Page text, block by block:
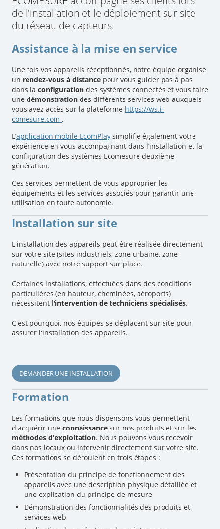
de l'installation et le déploiement sur site
du réseau de capteurs.
Assistance à la mise en service
Une fois vos appareils réceptionnés, notre équipe organise
un rendez-vous à distance pour vous guider pas à pas
dans la configuration des systèmes connectés et vous faire
une démonstration des différents services web auxquels
vous avez accès sur la plateforme https://ws.i-
comesure.com .
L’application mobile EcomPlay simplifie également votre
expérience en vous accompagnant dans l’installation et la
configuration des systèmes Ecomesure deuxième
génération.
Ces services permettent de vous approprier les
équipements et les services associés pour garantir une
utilisation en toute autonomie.
Installation sur site
L'installation des appareils peut être réalisée directement
sur votre site (sites industriels, zone urbaine, zone
naturelle) avec notre support sur place.
Certaines installations, effectuées dans des conditions
particulières (en hauteur, cheminées, aéroports)
nécessitent l'intervention de techniciens spécialisés.
C'est pourquoi, nos équipes se déplacent sur site pour
assurer l'installation des appareils.
DEMANDER UNE INSTALLATION
Formation
Les formations que nous dispensons vous permettent
d'acquérir une connaissance sur nos produits et sur les
méthodes d'exploitation. Nous pouvons vous recevoir
dans nos locaux ou intervenir directement sur votre site.
Ces formations se déroulent en trois étapes :
Présentation du principe de fonctionnement des
appareils avec une description physique détaillée et
une explication du principe de mesure
Démonstration des fonctionnalités des produits et
services web